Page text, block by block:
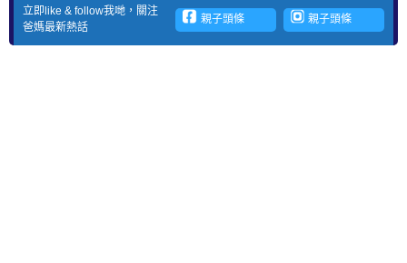
立即like & follow我哋，關注
爸媽最新熱話
親子頭條 親子頭條